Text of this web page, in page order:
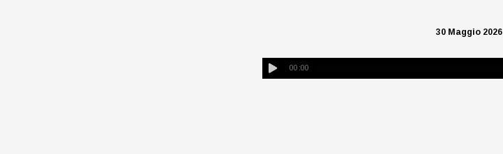
30 Maggio 2026
00:00